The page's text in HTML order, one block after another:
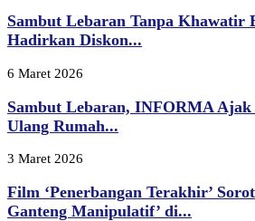
Sambut Lebaran Tanpa Khawatir
Hadirkan Diskon...
6 Maret 2026
Sambut Lebaran, INFORMA Ajak
Ulang Rumah...
3 Maret 2026
Film ‘Penerbangan Terakhir’
Ganteng Manipulatif’ di...